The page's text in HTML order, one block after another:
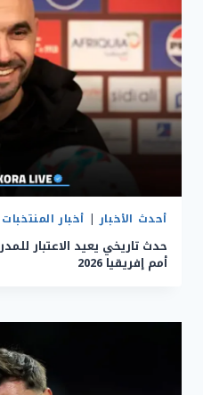
أحدث الأخبار| أخبار المنتخبات
حدث تاريخي يعيد الاعتبار
أمم إفريقيا 2026